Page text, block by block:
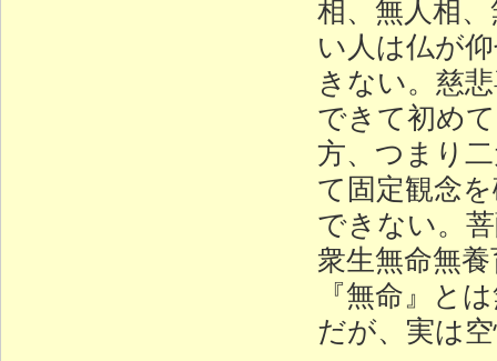
相、無人相
い人は仏が
きない。慈
できて初め
方、つまり
て固定観念
できない。
衆生無命無
『無命』と
だが、実は